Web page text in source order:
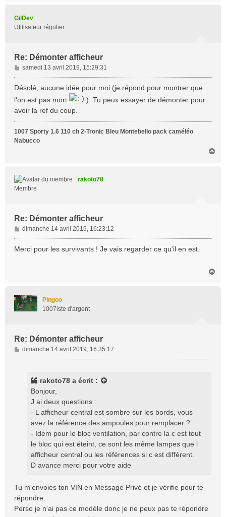
GilDev
Utilisateur régulier
Re: Démonter afficheur
M
e
s
a
g
e
samedi 13 avril 2019, 15:29:31
Désolé, aucune idée pour moi (je répond pour montrer que
l'on est pas mort
). Tu peux essayer de démonter pour
avoir la ref du coup.
1007 Sporty 1.6 110 ch 2-Tronic Bleu Montebello pack caméléo
Nabucco
rakoto78
Membre
Re: Démonter afficheur
M
e
s
dimanche 14 avril 2019, 16:23:12
Merci pour les survivants ! Je vais regarder ce qu'il en est.
Pingoo
1007iste d'argent
Re: Démonter afficheur
M
e
dimanche 14 avril 2019, 16:35:17
rakoto78 a écrit :
Bonjour,
J ai deux questions :
- L afficheur central est sombre sur les bords, vous
avez la référence des ampoules pour remplacer ?
- Idem pour le bloc ventilation, par contre la c est tout
le bloc qui est éteint, ce sont les même lampes que l
afficheur central ou les références si c est différent.
D avance merci pour votre aide
Tu m'envoies ton VIN en Message Privé et je vérifie pour te
répondre.
Perso je n'ai pas ce modèle donc je ne peux pas te répondre